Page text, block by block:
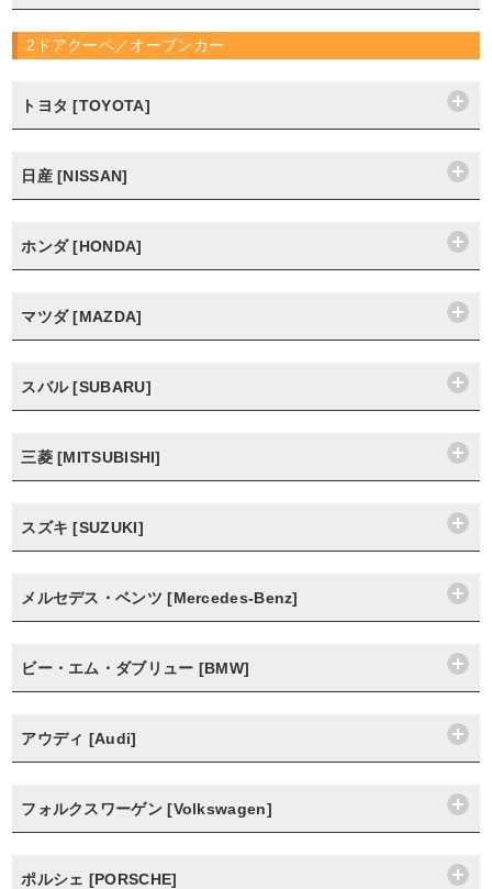
2ドアクーペ／オープンカー
トヨタ [TOYOTA]
日産 [NISSAN]
ホンダ [HONDA]
マツダ [MAZDA]
スバル [SUBARU]
三菱 [MITSUBISHI]
スズキ [SUZUKI]
メルセデス・ベンツ [Mercedes-Benz]
ビー・エム・ダブリュー [BMW]
アウディ [Audi]
フォルクスワーゲン [Volkswagen]
ポルシェ [PORSCHE]